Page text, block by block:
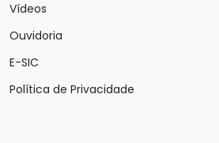
Vídeos
Ouvidoria
E-SIC
Política de Privacidade